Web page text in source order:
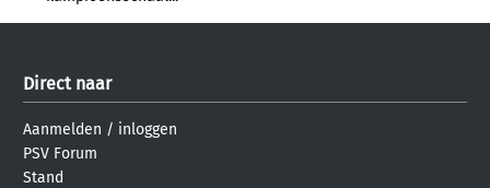
Direct naar
Aanmelden / inloggen
PSV Forum
Stand